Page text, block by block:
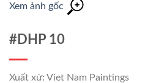
Xem ảnh gốc
#DHP 10
Xuất xứ: Viet Nam Paintings